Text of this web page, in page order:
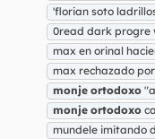
'florian soto
0read dark progre
max en orinal
max rechazado
monje ortodoxo
monje ortodoxo
mundele imitando